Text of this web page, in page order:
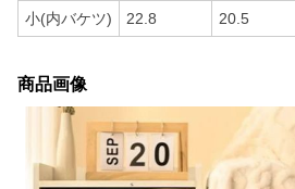
小(内バケツ) 22.8 20.5
商品画像